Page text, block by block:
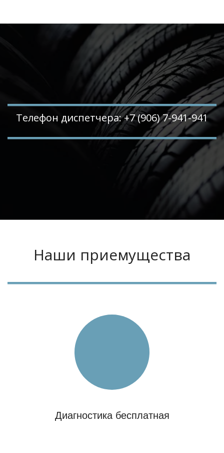
Телефон диспетчера: +7 (906) 7-941-941
Наши приемущества
Диагностика бесплатная